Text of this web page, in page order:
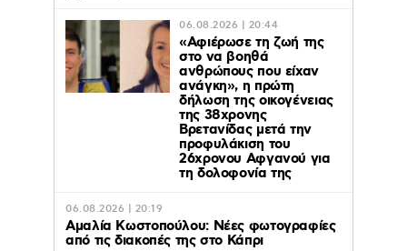
06.08.2026 | 20:44
«Αφιέρωσε τη ζωή της
στο να βοηθά
ανθρώπους που είχαν
ανάγκη», η πρώτη
δήλωση της οικογένειας
της 38χρονης
Βρετανίδας μετά την
προφυλάκιση του
26χρονου Αφγανού για
τη δολοφονία της
06.08.2026 | 20:19
Αμαλία Κωστοπούλου: Νέες φωτογραφίες
από τις διακοπές της στο Κάπρι